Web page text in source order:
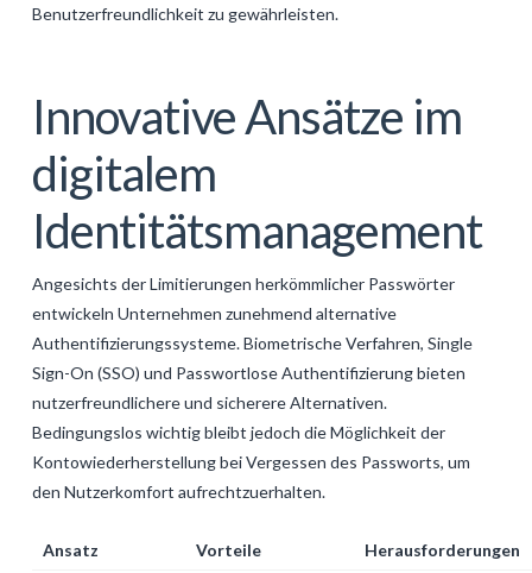
Benutzerfreundlichkeit zu gewährleisten.
Innovative Ansätze im
digitalem
Identitätsmanagement
Angesichts der Limitierungen herkömmlicher Passwörter
entwickeln Unternehmen zunehmend alternative
Authentifizierungssysteme. Biometrische Verfahren, Single
Sign-On (SSO) und Passwortlose Authentifizierung bieten
nutzerfreundlichere und sicherere Alternativen.
Bedingungslos wichtig bleibt jedoch die Möglichkeit der
Kontowiederherstellung bei Vergessen des Passworts, um
den Nutzerkomfort aufrechtzuerhalten.
Ansatz Vorteile
Herausforderungen